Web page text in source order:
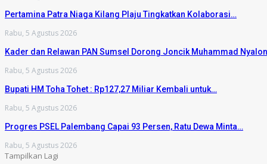
Pertamina Patra Niaga Kilang Plaju Tingkatkan Kolaborasi…
Rabu, 5 Agustus 2026
Kader dan Relawan PAN Sumsel Dorong Joncik Muhammad
Rabu, 5 Agustus 2026
Bupati HM Toha Tohet : Rp127,27 Miliar Kembali untuk…
Rabu, 5 Agustus 2026
Progres PSEL Palembang Capai 93 Persen, Ratu Dewa Minta…
Rabu, 5 Agustus 2026
Tampilkan Lagi